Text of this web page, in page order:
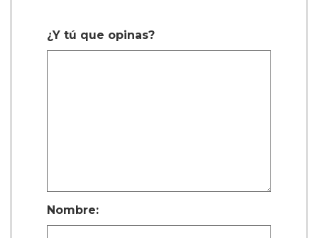
¿Y tú que opinas?
Nombre: